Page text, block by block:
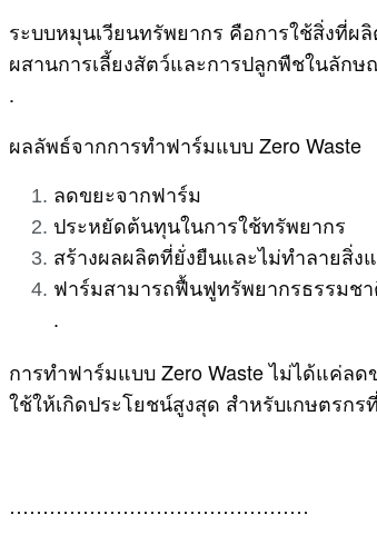
ระบบหมุนเวียนทรัพยากร คือการใช้สิ่งที่ผ
ผสานการเลี้ยงสัตว์และการปลูกพืชในลัก
.
ผลลัพธ์จากการทำฟาร์มแบบ Zero Waste
ลดขยะจากฟาร์ม
ประหยัดต้นทุนในการใช้ทรัพยากร
สร้างผลผลิตที่ยั่งยืนและไม่ทำลายสิ่ง
ฟาร์มสามารถฟื้นฟูทรัพยากรธรรมชา
.
การทำฟาร์มแบบ Zero Waste ไม่ได้แค่ล
ใช้ให้เกิดประโยชน์สูงสุด สำหรับเกษตรก
………………………………………